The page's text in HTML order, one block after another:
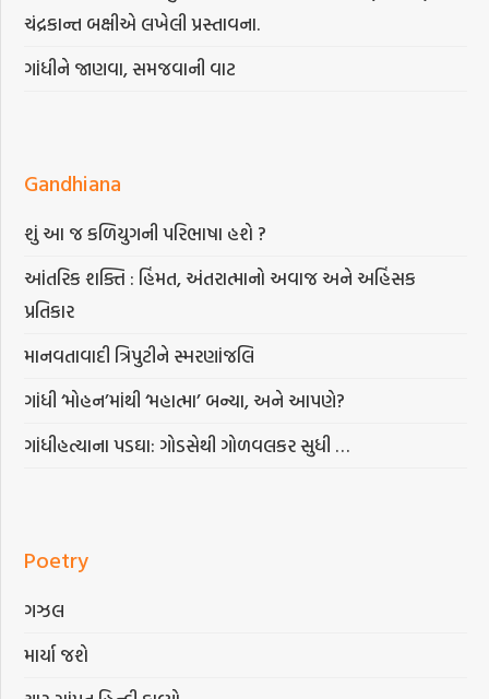
ચંદ્રકાન્ત બક્ષીએ લખેલી પ્રસ્તાવના.
ગાંધીને જાણવા, સમજવાની વાટ
Gandhiana
શું આ જ કળિયુગની પરિભાષા હશે ?
આંતરિક શક્તિ : હિંમત, અંતરાત્માનો અવાજ અને અહિંસક
પ્રતિકાર
માનવતાવાદી ત્રિપુટીને સ્મરણાંજલિ
ગાંધી ‘મોહન’માંથી ‘મહાત્મા’ બન્યા, અને આપણે?
ગાંધીહત્યાના પડઘા: ગોડસેથી ગોળવલકર સુધી …
Poetry
ગઝલ
માર્યા જશે